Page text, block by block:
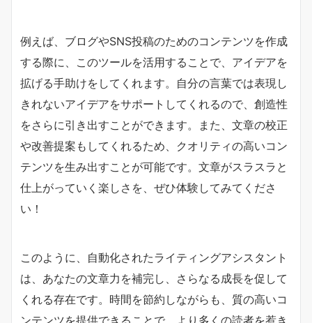
例えば、ブログやSNS投稿のためのコンテンツを作成
する際に、このツールを活用することで、アイデアを
拡げる手助けをしてくれます。自分の言葉では表現し
きれないアイデアをサポートしてくれるので、創造性
をさらに引き出すことができます。また、文章の校正
や改善提案もしてくれるため、クオリティの高いコン
テンツを生み出すことが可能です。文章がスラスラと
仕上がっていく楽しさを、ぜひ体験してみてくださ
い！
このように、自動化されたライティングアシスタント
は、あなたの文章力を補完し、さらなる成長を促して
くれる存在です。時間を節約しながらも、質の高いコ
ンテンツを提供できることで、より多くの読者を惹き